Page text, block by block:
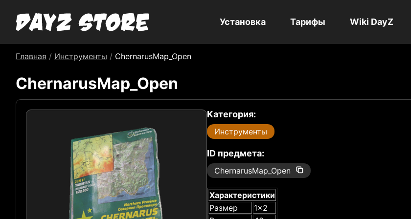
Установка Тарифы Wiki DayZ
Главная / Инструменты / ChernarusMap_Open
ChernarusMap_Open
Категория:
Инструменты
ID предмета:
ChernarusMap_Open
Характеристики
Размер
1x2